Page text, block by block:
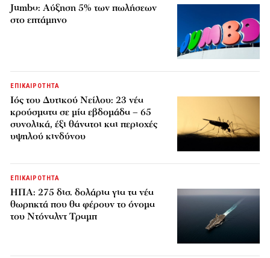
Jumbo: Αύξηση 5% των πωλήσεων
στο επτάμηνο
ΕΠΙΚΑΙΡΟΤΗΤΑ
Ιός του Δυτικού Νείλου: 23 νέα
κρούσματα σε μία εβδομάδα – 65
συνολικά, έξι θάνατοι και περιοχές
υψηλού κινδύνου
ΕΠΙΚΑΙΡΟΤΗΤΑ
ΗΠΑ: 275 δισ. δολάρια για τα νέα
θωρηκτά που θα φέρουν το όνομα
του Ντόναλντ Τραμπ